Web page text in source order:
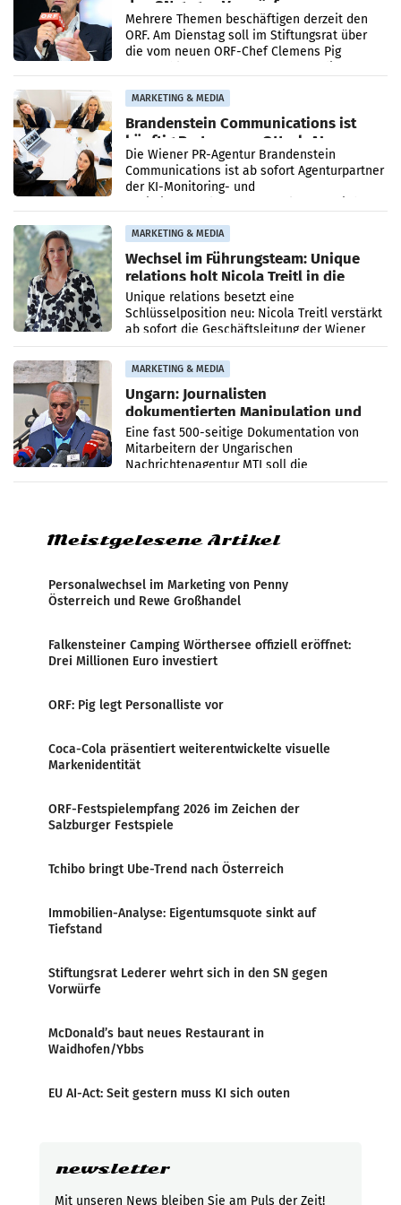
den SN gegen Vorwürfe
Mehrere Themen beschäftigen derzeit den
ORF. Am Dienstag soll im Stiftungsrat über
die vom neuen ORF-Chef Clemens Pig
MARKETING & MEDIA
Brandenstein Communications ist
künftig Partner von OtterlyAI
Die Wiener PR-Agentur Brandenstein
Communications ist ab sofort Agenturpartner
der KI-Monitoring- und
MARKETING & MEDIA
Wechsel im Führungsteam: Unique
relations holt Nicola Treitl in die
Geschäftsleitung
Unique relations besetzt eine
Schlüsselposition neu: Nicola Treitl verstärkt
ab sofort die Geschäftsleitung der Wiener
PR-Agentur an der Seite von Josef Kalina und
Anna Kalina-Mahr.
MARKETING & MEDIA
Ungarn: Journalisten
dokumentierten Manipulation und
Zensur
Eine fast 500-seitige Dokumentation von
Mitarbeitern der Ungarischen
Nachrichtenagentur MTI soll die
systematische Nachrichten-Manipulation und
Meistgelesene Artikel
Personalwechsel im Marketing von Penny
Österreich und Rewe Großhandel
Falkensteiner Camping Wörthersee offiziell eröffnet:
Drei Millionen Euro investiert
ORF: Pig legt Personalliste vor
Coca-Cola präsentiert weiterentwickelte visuelle
Markenidentität
ORF-Festspielempfang 2026 im Zeichen der
Salzburger Festspiele
Tchibo bringt Ube-Trend nach Österreich
Immobilien-Analyse: Eigentumsquote sinkt auf
Tiefstand
Stiftungsrat Lederer wehrt sich in den SN gegen
Vorwürfe
McDonald’s baut neues Restaurant in
Waidhofen/Ybbs
EU AI-Act: Seit gestern muss KI sich outen
newsletter
Mit unseren News bleiben Sie am Puls der Zeit!